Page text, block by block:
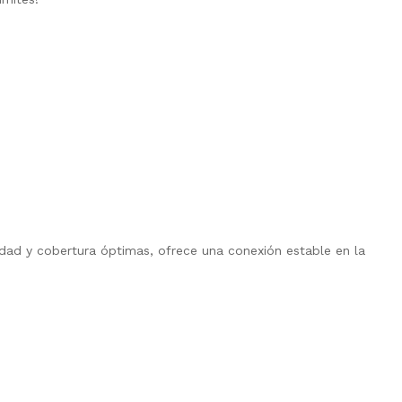
y cobertura óptimas, ofrece una conexión estable en la